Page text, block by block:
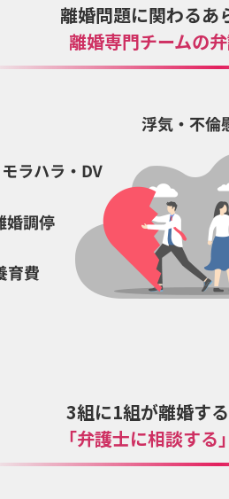
離婚問題に関わるあ
離婚専門チームの
3組に1組が離婚す
「弁護士に相談する」